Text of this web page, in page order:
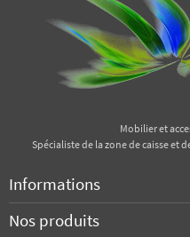
Mobilier et
Spécialiste de la zone de caisse et
Informations
Nos produits